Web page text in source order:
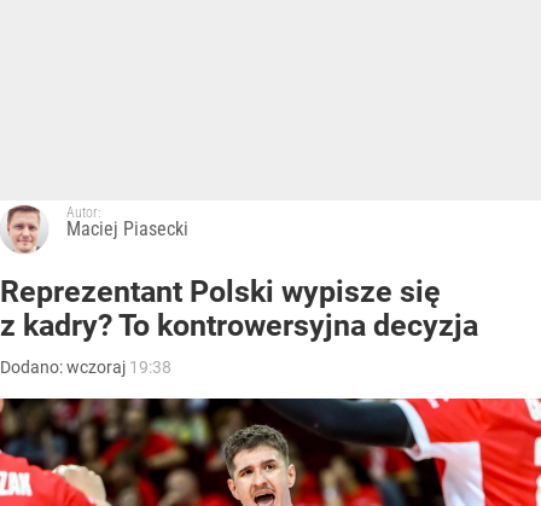
Autor:
Maciej Piasecki
Reprezentant Polski wypisze się
z kadry? To kontrowersyjna decyzja
Dodano:wczoraj 19:38